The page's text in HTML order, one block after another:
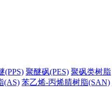
(PPS) 聚醚砜(PES) 聚砜类树脂
(AS) 苯乙烯-丙烯腈树脂(SAN)